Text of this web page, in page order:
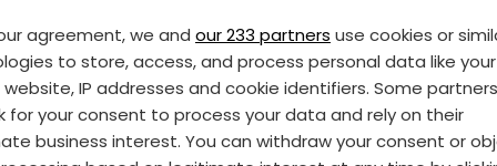
agreement, we and our 233 partners use cookies or
to store, access, and process personal data like
IP addresses and cookie identifiers. Some
for your consent to process your data and rely on their
business interest. You can withdraw your consent or
en dochter hebben een identiek gezicht
mom and I have